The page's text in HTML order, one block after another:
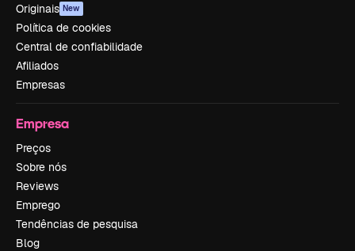
Originais New
Política de cookies
Central de confiabilidade
Afiliados
Empresas
Empresa
Preços
Sobre nós
Reviews
Emprego
Tendências de pesquisa
Blog